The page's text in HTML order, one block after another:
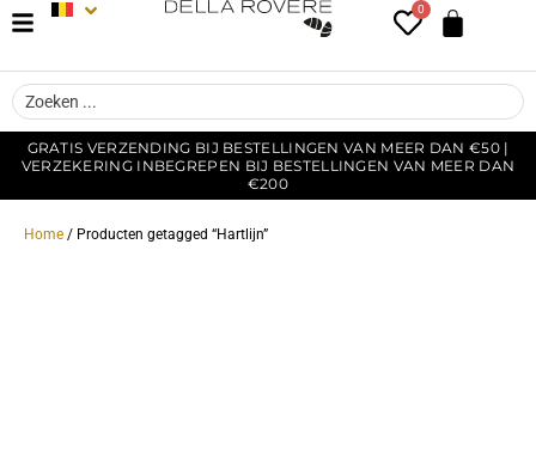
0
GRATIS VERZENDING BIJ BESTELLINGEN VAN MEER DAN €50 |
VERZEKERING INBEGREPEN BIJ BESTELLINGEN VAN MEER DAN
€200
Home / Producten getagged “Hartlijn”